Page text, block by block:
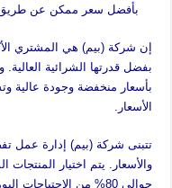
بأفضل سعر ممكن عن طريق تحديد
إن شركة (بيم) هي المشتري
بفضل قدرتها الشرائية
بأسعار منخفضة وجودة عالية
الأسعار.
تتبنى شركة (بيم) إدارة عمل
والأسعار. يتم اختيار
حوالي 80% من الاحتياجات اليومية للعائلة.